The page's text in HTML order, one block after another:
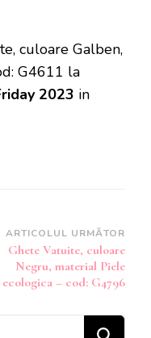
culoare Galben,
G4611 la
2023 in
ARTICOLUL URMĂTOR
Ghete Vatuite, culoare
Negru, material Piele
ecologica – cod: G4796